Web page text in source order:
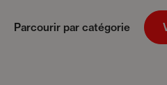
Parcourir par catégorie